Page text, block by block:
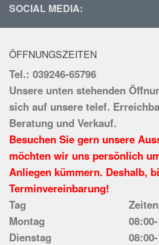
SOCIAL MEDIA:
ÖFFNUNGSZEITEN
Tel.: 039246-65796
Unsere unten stehenden
sich auf unsere telef.
Beratung und Verkauf.
Besuchen Sie gern unsere
möchten wir uns persönlich
Anliegen kümmern. Deshalb,
Terminvereinbarung!
Tag
Zeiten
Montag
Dienstag